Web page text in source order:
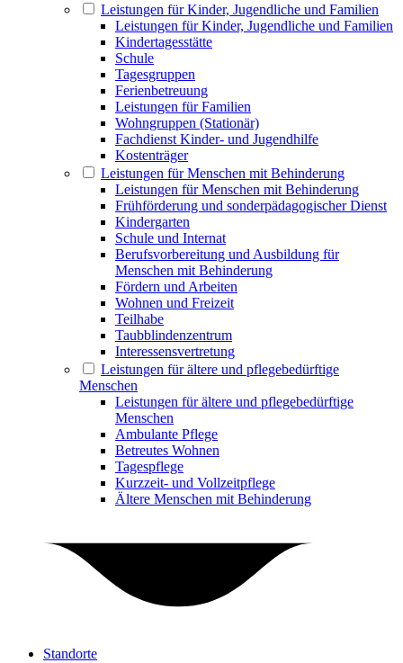
Leistungen für Kinder, Jugendliche und Familien
Leistungen für Kinder, Jugendliche und Familien
Kindertagesstätte
Schule
Tagesgruppen
Ferienbetreuung
Leistungen für Familien
Wohngruppen (Stationär)
Fachdienst Kinder- und Jugendhilfe
Kostenträger
Leistungen für Menschen mit Behinderung
Leistungen für Menschen mit Behinderung
Frühförderung und sonderpädagogischer Dienst
Kindergarten
Schule und Internat
Berufsvorbereitung und Ausbildung für
Menschen mit Behinderung
Fördern und Arbeiten
Wohnen und Freizeit
Teilhabe
Taubblindenzentrum
Interessensvertretung
Leistungen für ältere und pflegebedürftige
Menschen
Leistungen für ältere und pflegebedürftige
Menschen
Ambulante Pflege
Betreutes Wohnen
Tagespflege
Kurzzeit- und Vollzeitpflege
Ältere Menschen mit Behinderung
Standorte